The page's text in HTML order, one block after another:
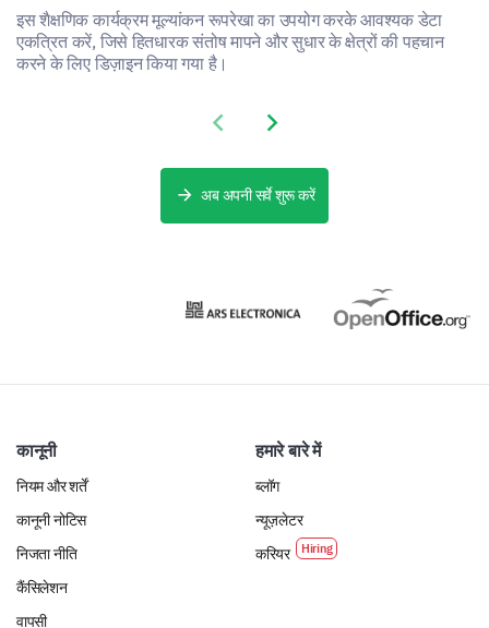
Based on your personal experience, what areas
इस शैक्षणिक कार्यक्रम मूल्यांकन रूपरेखा का उपयोग करके आवश्यक डेटा
एकत्रित करें, जिसे हितधारक संतोष मापने और सुधार के क्षेत्रों की पहचान
करने के लिए डिज़ाइन किया गया है।
Previous slide
Next slide
अब अपनी सर्वे शुरू करें
कानूनी
नियम और शर्तें
कानूनी नोटिस
निजता नीति
कैंसिलेशन
वापसी
हमारे बारे में
ब्लॉग
न्यूज़लेटर
करियर